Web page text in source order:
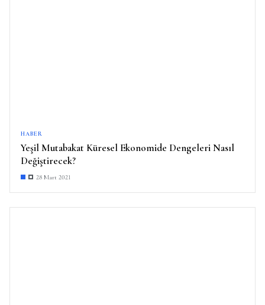
HABER
Yeşil Mutabakat Küresel Ekonomide Dengeleri Nasıl
Değiştirecek?
28 Mart 2021